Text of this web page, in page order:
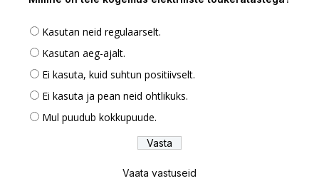
Kasutan neid regulaarselt.
Kasutan aeg-ajalt.
Ei kasuta, kuid suhtun positiivselt.
Ei kasuta ja pean neid ohtlikuks.
Mul puudub kokkupuude.
Vaata vastuseid